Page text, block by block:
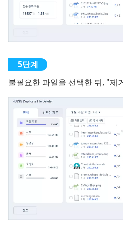
불필요한 파일을 선택한 뒤, "제